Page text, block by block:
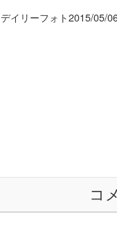
デイリーフォト2015/05/
コ